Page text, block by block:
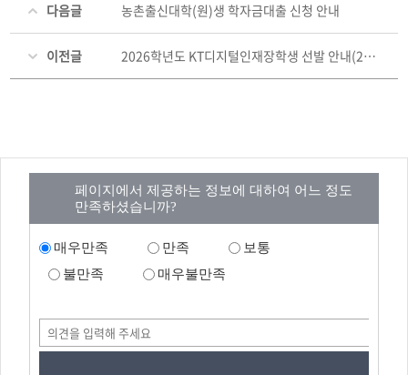
다음글 농촌출신대학(원)생 학자금대출 신청 안내
이전글 2026학년도 KT디지털인재장학생 선발 안내(2026. 1. 30.(금)까지)
페이지에서 제공하는 정보에 대하여 어느 정도
만족하셨습니까?
매우만족 만족
보통
불만족
매우불만족